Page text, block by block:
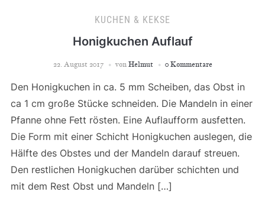
KUCHEN & KEKSE
Honigkuchen Auflauf
22. August 2017 von Helmut 0 Kommentare
Den Honigkuchen in ca. 5 mm Scheiben, das Obst in
ca 1 cm große Stücke schneiden. Die Mandeln in einer
Pfanne ohne Fett rösten. Eine Auflaufform ausfetten.
Die Form mit einer Schicht Honigkuchen auslegen, die
Hälfte des Obstes und der Mandeln darauf streuen.
Den restlichen Honigkuchen darüber schichten und
mit dem Rest Obst und Mandeln […]